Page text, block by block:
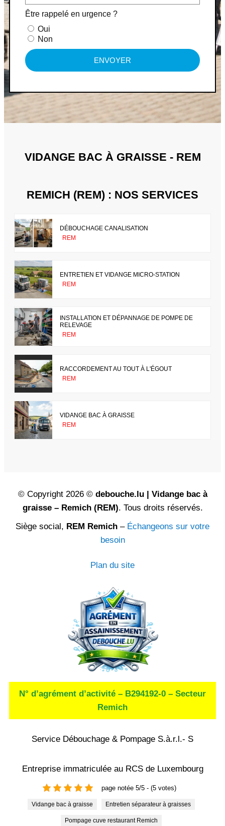
Être rappelé en urgence ?
Oui
Non
ENVOYER
VIDANGE BAC À GRAISSE - REM
REMICH (REM) : NOS SERVICES
DÉBOUCHAGE CANALISATION
REM
ENTRETIEN ET VIDANGE MICRO-STATION
REM
INSTALLATION ET DÉPANNAGE DE POMPE DE
RELEVAGE
REM
RACCORDEMENT AU TOUT À L'ÉGOUT
REM
VIDANGE BAC À GRAISSE
REM
© Copyright 2026 © debouche.lu | Vidange bac à
graisse – Remich (REM). Tous droits réservés.
Siège social, REM Remich – Échangeons sur votre
besoin
Plan du site
N° d’agrément d’activité – B294192-0 – Secteur
Remich
Service Débouchage & Pompage S.à.r.l.- S
Entreprise immatriculée au RCS de Luxembourg
page notée 5/5 - (5 votes)
Vidange bac à graisse Entretien séparateur à graisses
Pompage cuve restaurant Remich